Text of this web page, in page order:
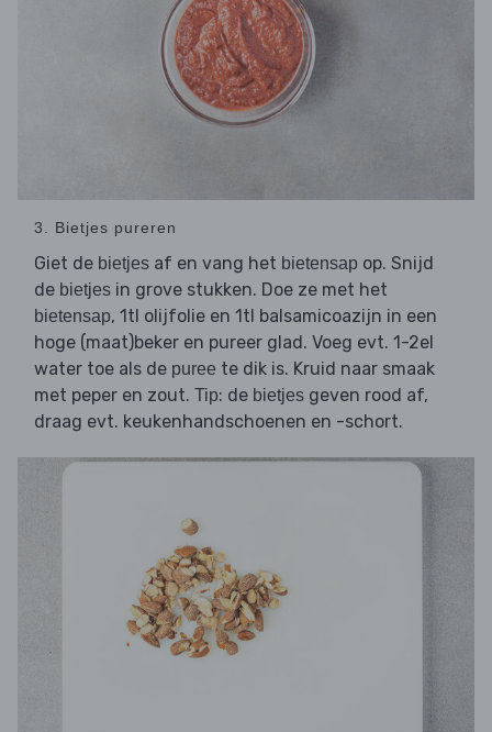
3. Bietjes pureren
Giet de bietjes af en vang het bietensap op. Snijd
de bietjes in grove stukken. Doe ze met het
bietensap, 1tl olijfolie en 1tl balsamicoazijn in een
hoge (maat)beker en pureer glad. Voeg evt. 1-2el
water toe als de puree te dik is. Kruid naar smaak
met peper en zout. Tip: de bietjes geven rood af,
draag evt. keukenhandschoenen en -schort.